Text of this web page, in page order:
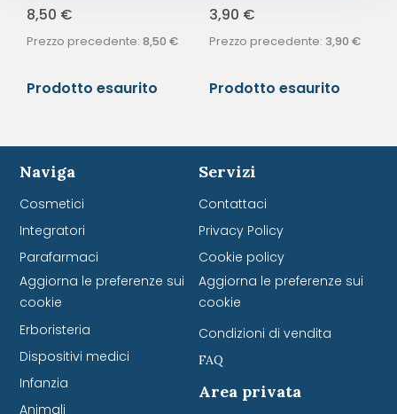
8,50 €
Prezzo precedente: 8,50 €
Prodotto esaurito
3,90 €
Prezzo precedente: 3,90 €
Prodotto esaurito
Naviga
Cosmetici
Integratori
Parafarmaci
Aggiorna le preferenze sui
cookie
Erboristeria
Dispositivi medici
Infanzia
Animali
Servizi
Contattaci
Privacy Policy
Cookie policy
Aggiorna le preferenze sui
cookie
Condizioni di vendita
FAQ
Area privata